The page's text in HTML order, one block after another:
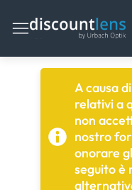
A causa
relativi a
non
nostro
onorare
seguito è